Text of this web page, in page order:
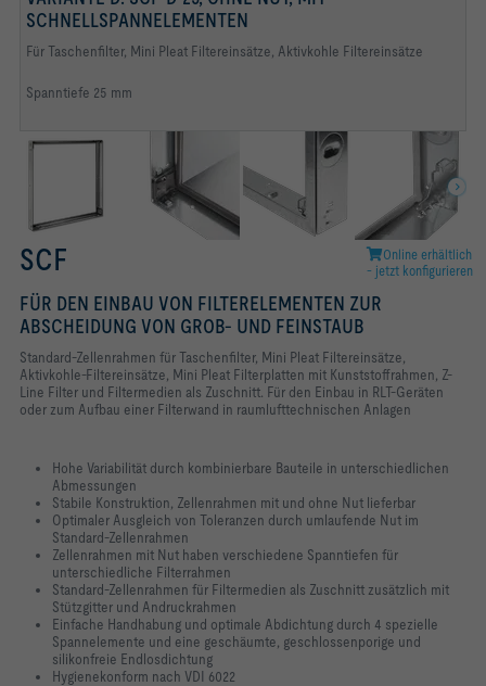
SCHNELLSPANNELEMENTEN
Für Taschenfilter, Mini Pleat Filtereinsätze, Aktivkohle Filtereinsätze
Spanntiefe 25 mm
Zellenrahmen mit Nut
Spannelemente und Endlosdichtung
Zellenrahmen mit Stützgitter und Andruckrahmen
Online erhältlich
- jetzt konfigurieren
SCF
FÜR DEN EINBAU VON FILTERELEMENTEN ZUR
ABSCHEIDUNG VON GROB- UND FEINSTAUB
Standard-Zellenrahmen für Taschenfilter, Mini Pleat Filtereinsätze,
Aktivkohle-Filtereinsätze, Mini Pleat Filterplatten mit Kunststoffrahmen, Z-
Line Filter und Filtermedien als Zuschnitt. Für den Einbau in RLT-Geräten
oder zum Aufbau einer Filterwand in raumlufttechnischen Anlagen
Hohe Variabilität durch kombinierbare Bauteile in unterschiedlichen
Abmessungen
Stabile Konstruktion, Zellenrahmen mit und ohne Nut lieferbar
Optimaler Ausgleich von Toleranzen durch umlaufende Nut im
Standard-Zellenrahmen
Zellenrahmen mit Nut haben verschiedene Spanntiefen für
unterschiedliche Filterrahmen
Standard-Zellenrahmen für Filtermedien als Zuschnitt zusätzlich mit
Stützgitter und Andruckrahmen
Einfache Handhabung und optimale Abdichtung durch 4 spezielle
Spannelemente und eine geschäumte, geschlossenporige und
silikonfreie Endlosdichtung
Hygienekonform nach VDI 6022